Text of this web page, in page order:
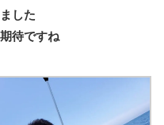
した
待ですね